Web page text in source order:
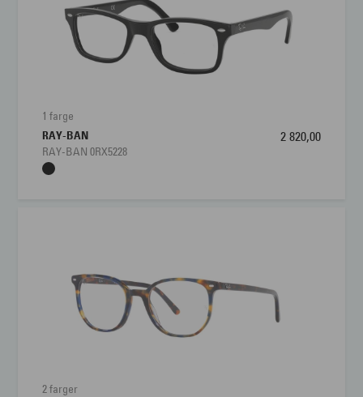
1 farge
RAY-BAN
RAY-BAN 0RX5228
2 820,00
2 farger